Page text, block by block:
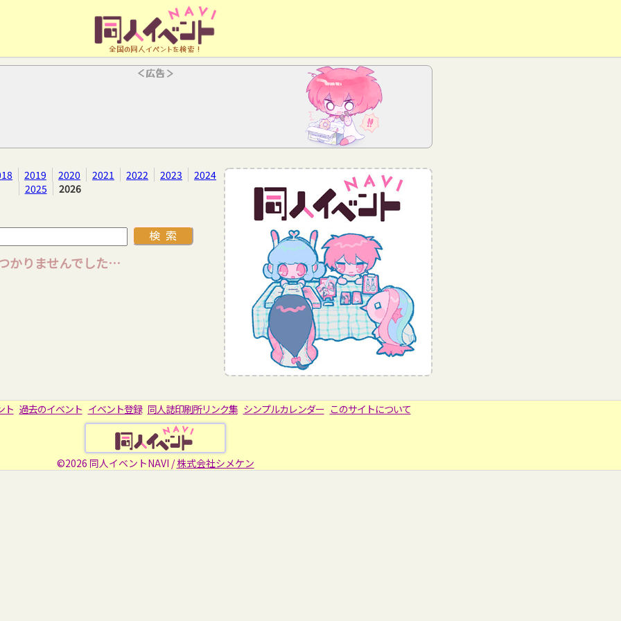
全国の同人イベントを検索！
＜広告＞
2019 2020 2021 2022 2023
2024
2025
2026
かりませんでした…
ト 過去のイベント イベント登録 同人誌印刷所リンク集 シンプルカレンダー このサイトについて
©2026 同人イベントNAVI /株式会社シメケン